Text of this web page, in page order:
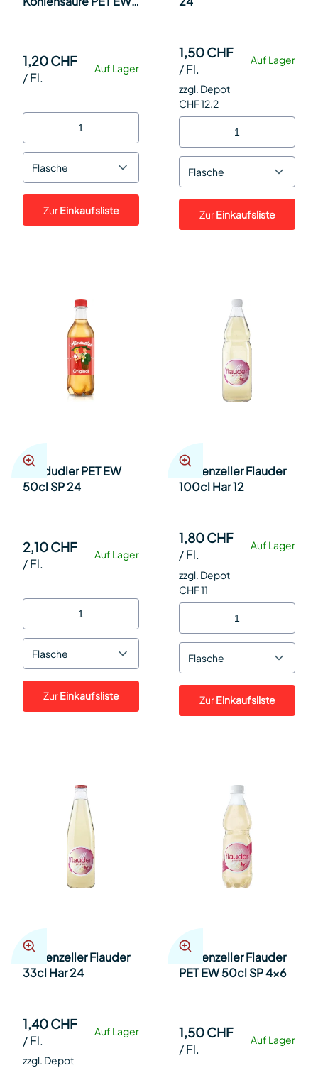
Auf Lager
1,20 CHF
/Fl.
Flasche
ZurEinkaufsliste
Auf Lager
1,50 CHF
/Fl.
zzgl. Depot
CHF 12.2
Flasche
ZurEinkaufsliste
Almdudler PET EW
50cl SP 24
Auf Lager
2,10 CHF
/Fl.
Flasche
ZurEinkaufsliste
Appenzeller Flauder
100cl Har 12
Auf Lager
1,80 CHF
/Fl.
zzgl. Depot
CHF 11
Flasche
ZurEinkaufsliste
Appenzeller Flauder
33cl Har 24
Auf Lager
1,40 CHF
/Fl.
zzgl. Depot
Appenzeller Flauder
PET EW 50cl SP 4x6
Auf Lager
1,50 CHF
/Fl.